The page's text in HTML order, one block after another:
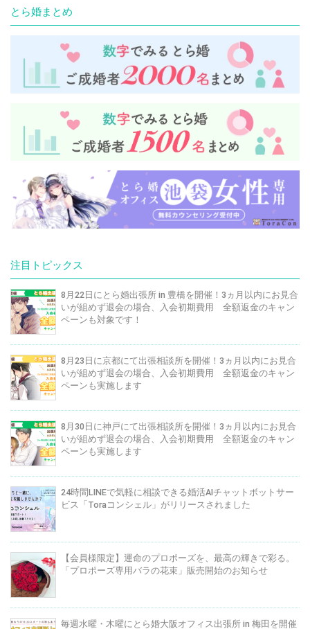
とら婚まとめ
注目トピックス
8月22日にとら婚出張所 in 豊橋を開催！3ヵ月以内にお見合
いが組めず退会の場合、入会初期費用 全額返金のキャン
ペーンも対象です！
8月23日に京都にて出張相談所を開催！3ヵ月以内にお見合
いが組めず退会の場合、入会初期費用 全額返金のキャン
ペーンも実施します
8月30日に神戸にて出張相談所を開催！3ヵ月以内にお見合
いが組めず退会の場合、入会初期費用 全額返金のキャン
ペーンも実施します
24時間LINEで気軽に相談できる婚活AIチャットボットサー
ビス「Toraコンシェル」がリリースされました
【会員様限定】運命のプロポーズを、最高の輝きで彩る。
「プロポーズ専用バラの花束」販売開始のお知らせ
毎週水曜・木曜にとら婚大阪オフィス出張所 in 梅田を開催